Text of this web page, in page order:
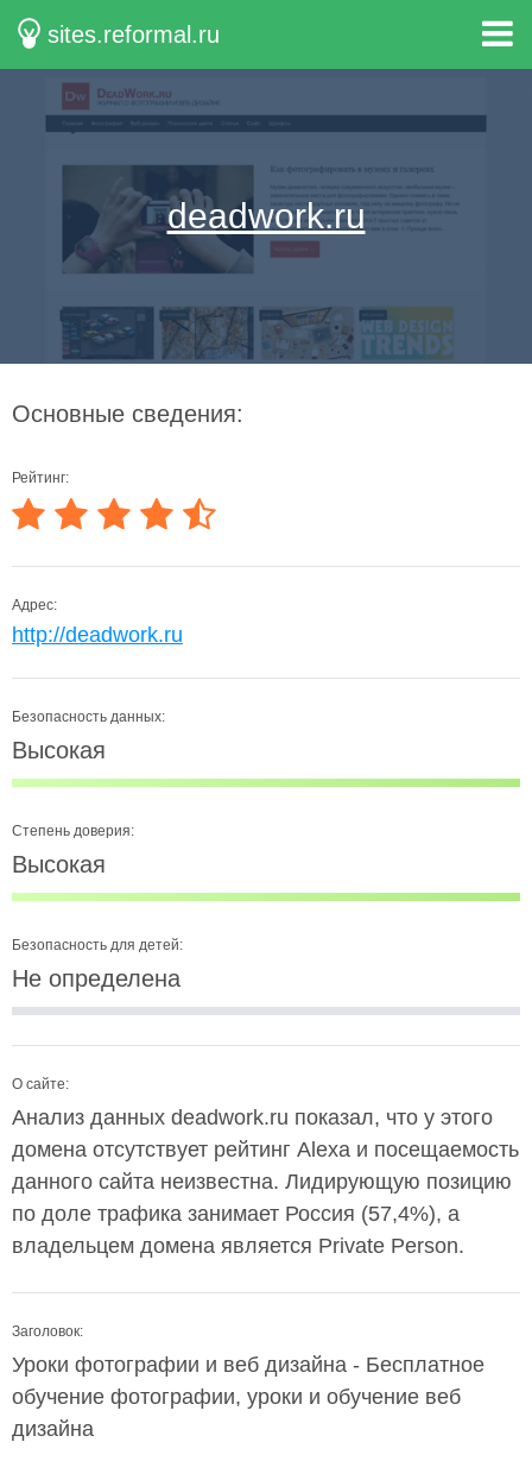
sites.reformal.ru
deadwork.ru
Основные сведения:
Рейтинг:
Адрес:
http://deadwork.ru
Безопасность данных:
Высокая
Степень доверия:
Высокая
Безопасность для детей:
Не определена
О сайте:
Анализ данных deadwork.ru показал, что у этого
домена отсутствует рейтинг Alexa и посещаемость
данного сайта неизвестна. Лидирующую позицию
по доле трафика занимает Россия (57,4%), а
владельцем домена является Private Person.
Заголовок:
Уроки фотографии и веб дизайна - Бесплатное
обучение фотографии, уроки и обучение веб
дизайна